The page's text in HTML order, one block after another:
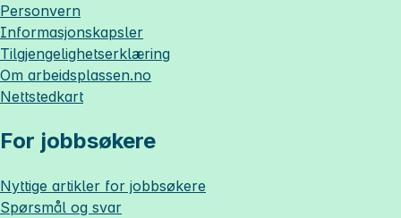
Personvern
Informasjonskapsler
Tilgjengelighetserklæring
Om arbeidsplassen.no
Nettstedkart
For jobbsøkere
Nyttige artikler for jobbsøkere
Spørsmål og svar